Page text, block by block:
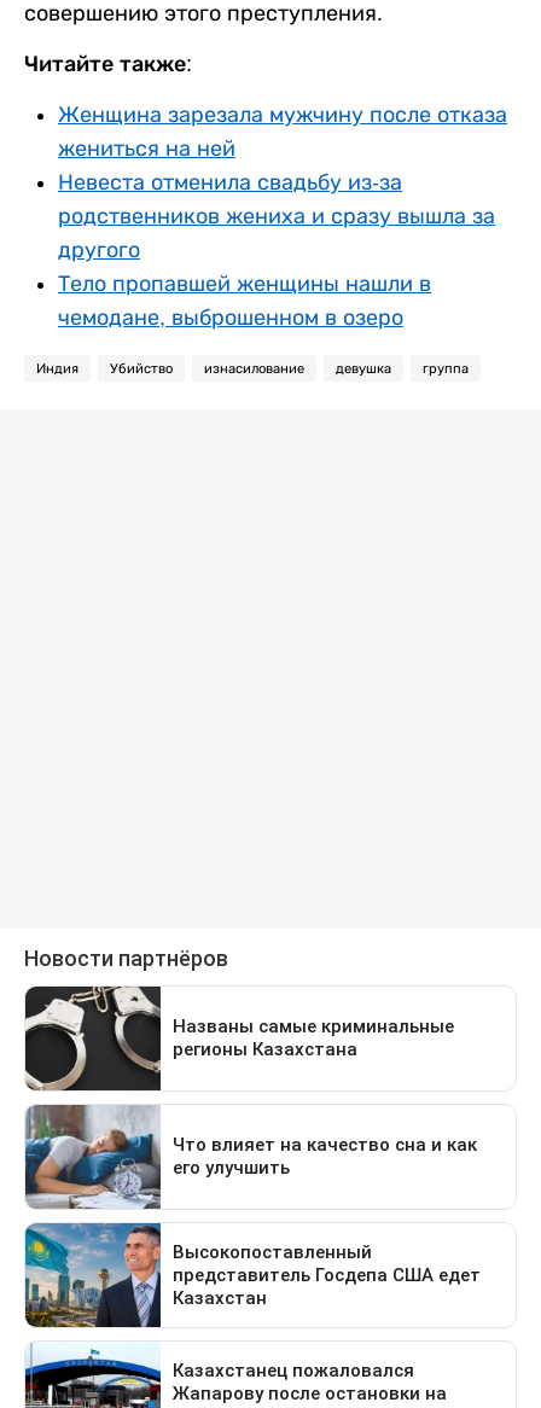
совершению этого преступления.
Читайте также:
Женщина зарезала мужчину после отказа
жениться на ней
Невеста отменила свадьбу из-за
родственников жениха и сразу вышла за
другого
Тело пропавшей женщины нашли в
чемодане, выброшенном в озеро
Индия Убийство изнасилование девушка группа